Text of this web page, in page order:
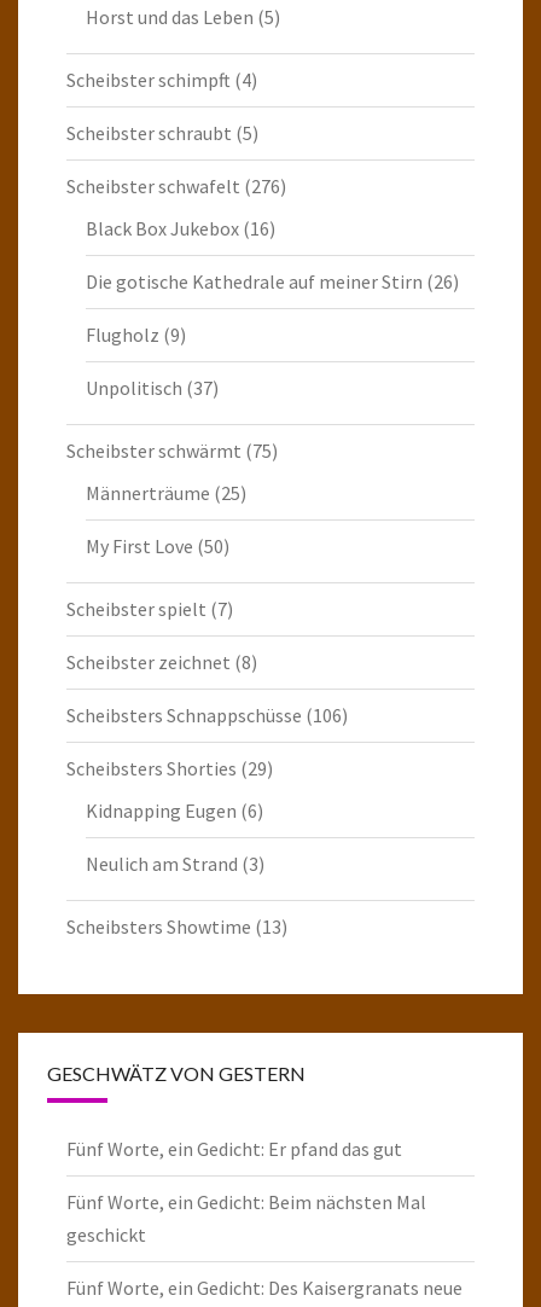
Horst und das Leben (5)
Scheibster schimpft (4)
Scheibster schraubt (5)
Scheibster schwafelt (276)
Black Box Jukebox (16)
Die gotische Kathedrale auf meiner Stirn (26)
Flugholz (9)
Unpolitisch (37)
Scheibster schwärmt (75)
Männerträume (25)
My First Love (50)
Scheibster spielt (7)
Scheibster zeichnet (8)
Scheibsters Schnappschüsse (106)
Scheibsters Shorties (29)
Kidnapping Eugen (6)
Neulich am Strand (3)
Scheibsters Showtime (13)
GESCHWÄTZ VON GESTERN
Fünf Worte, ein Gedicht: Er pfand das gut
Fünf Worte, ein Gedicht: Beim nächsten Mal
geschickt
Fünf Worte, ein Gedicht: Des Kaisergranats neue